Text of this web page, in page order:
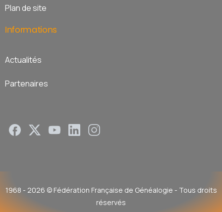
Plan de site
Informations
Actualités
Partenaires
1968 - 2026 © Fédération Française de Généalogie - Tous droits
réservés